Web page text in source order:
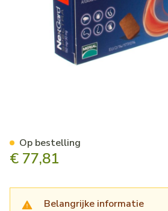
€ 77,81
Belangrijke informatie
Op bestelling